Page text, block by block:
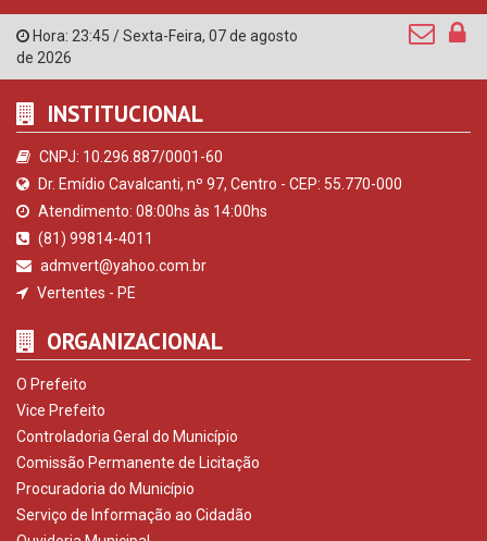
Hora: 23:45 /Sexta-Feira, 07 de agosto
de 2026
INSTITUCIONAL
CNPJ: 10.296.887/0001-60
Dr. Emídio Cavalcanti, nº 97, Centro - CEP: 55.770-000
Atendimento: 08:00hs às 14:00hs
(81) 99814-4011
admvert@yahoo.com.br
Vertentes - PE
ORGANIZACIONAL
O Prefeito
Vice Prefeito
Controladoria Geral do Município
Comissão Permanente de Licitação
Procuradoria do Município
Serviço de Informação ao Cidadão